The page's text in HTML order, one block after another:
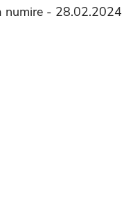
numire - 28.02.2024